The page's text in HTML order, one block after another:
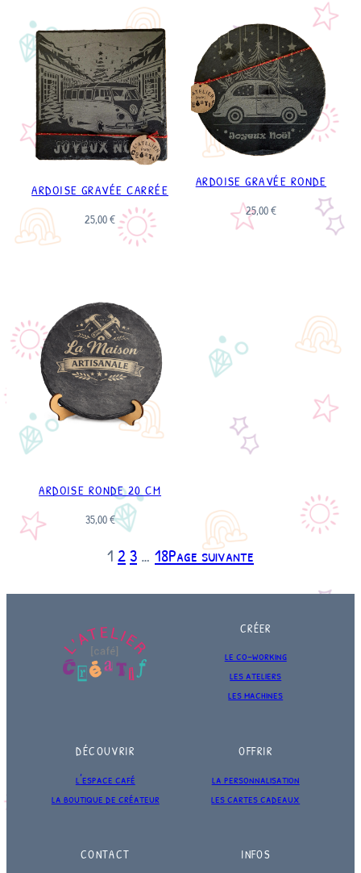
ARDOISE GRAVÉE CARRÉE
25,00€
ARDOISE GRAVÉE RONDE
25,00€
ARDOISE RONDE 20 CM
35,00€
1 2 3 … 18Page suivante
CRÉER
le co-working
les ateliers
les machines
DÉCOUVRIR
l’espace café
la boutique de créateur
OFFRIR
la personnalisation
les cartes cadeaux
CONTACT INFOS